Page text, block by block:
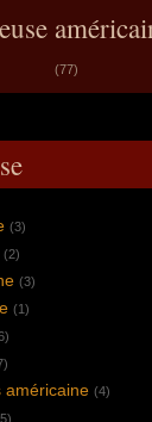
(77)
(3)
(2)
(3)
(1)
américaine (4)